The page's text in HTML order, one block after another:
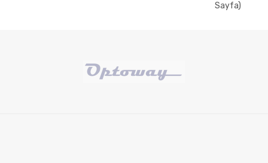
Sayfa)